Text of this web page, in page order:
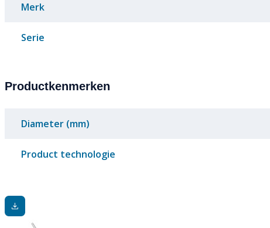
Merk
Serie
Productkenmerken
Diameter (mm)
Product technologie